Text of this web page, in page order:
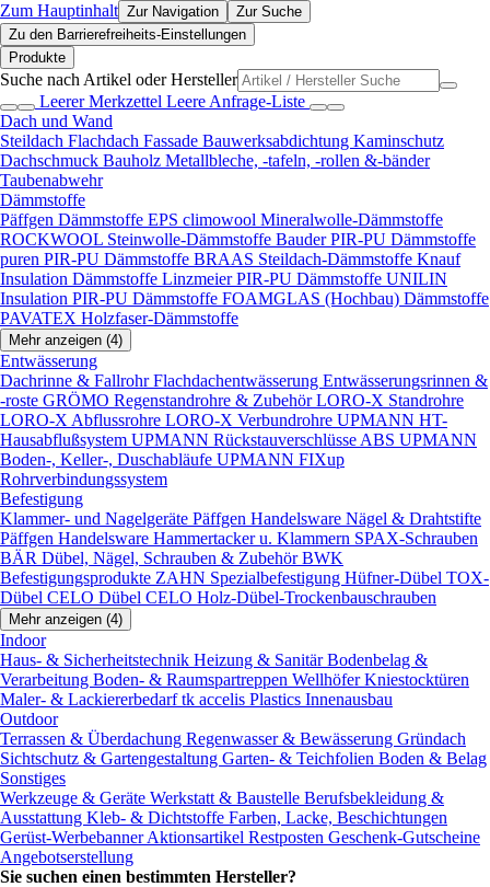
Zum Hauptinhalt Zur Navigation
Zur Suche
Zu den Barrierefreiheits-Einstellungen
Produkte
Suche nach Artikel oder Hersteller
Leerer Merkzettel Leere Anfrage-Liste
Dach und Wand
Steildach Flachdach Fassade Bauwerksabdichtung Kaminschutz
Dachschmuck Bauholz Metallbleche, -tafeln, -rollen &-bänder
Taubenabwehr
Dämmstoffe
Päffgen Dämmstoffe EPS climowool Mineralwolle-Dämmstoffe
ROCKWOOL Steinwolle-Dämmstoffe Bauder PIR-PU Dämmstoffe
puren PIR-PU Dämmstoffe BRAAS Steildach-Dämmstoffe Knauf
Insulation Dämmstoffe Linzmeier PIR-PU Dämmstoffe UNILIN
Insulation PIR-PU Dämmstoffe FOAMGLAS (Hochbau) Dämmstoffe
PAVATEX Holzfaser-Dämmstoffe
Mehr anzeigen (4)
Entwässerung
Dachrinne & FallrohrFlachdachentwässerung Entwässerungsrinnen &
-roste GRÖMO Regenstandrohre & ZubehörLORO-X Standrohre
LORO-X Abflussrohre LORO-X Verbundrohre UPMANN HT-
Hausabflußsystem UPMANN Rückstauverschlüsse ABS UPMANN
Boden-, Keller-, Duschabläufe UPMANN FIXup
Rohrverbindungssystem
Befestigung
Klammer- und Nagelgeräte Päffgen Handelsware Nägel & Drahtstifte
Päffgen Handelsware Hammertacker u. Klammern SPAX-Schrauben
BÄR Dübel, Nägel, Schrauben & ZubehörBWK
Befestigungsprodukte ZAHN Spezialbefestigung Hüfner-Dübel TOX-
Dübel CELO Dübel CELO Holz-Dübel-Trockenbauschrauben
Mehr anzeigen (4)
Indoor
Haus- & Sicherheitstechnik Heizung & SanitärBodenbelag &
Verarbeitung Boden- & Raumspartreppen Wellhöfer Kniestocktüren
Maler- & Lackiererbedarftk accelis Plastics Innenausbau
Outdoor
Terrassen & Überdachung Regenwasser & Bewässerung Gründach
Sichtschutz & Gartengestaltung Garten- & Teichfolien Boden & Belag
Sonstiges
Werkzeuge & Geräte Werkstatt & Baustelle Berufsbekleidung &
Ausstattung Kleb- & Dichtstoffe Farben, Lacke, Beschichtungen
Gerüst-WerbebannerAktionsartikel Restposten Geschenk-Gutscheine
Angebotserstellung
Sie suchen einen bestimmten Hersteller?